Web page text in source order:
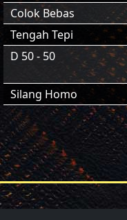
Colok Bebas
Tengah Tepi
D 50 - 50
Silang Homo